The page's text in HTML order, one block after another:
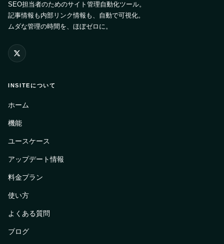
SEO担当者のためのサイト管理自動化ツール。
記事情報も内部リンク情報も、自動で可視化。
ムダな管理の時間を、ほぼゼロに。
INSITEについて
ホーム
機能
ユースケース
アップデート情報
料金プラン
使い方
よくある質問
ブログ